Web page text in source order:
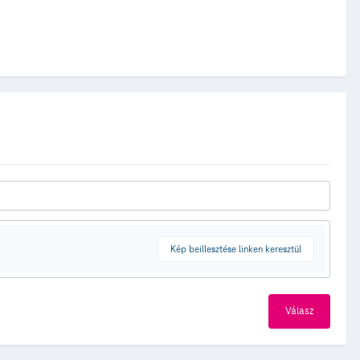
Kép beillesztése linken keresztül
Válasz